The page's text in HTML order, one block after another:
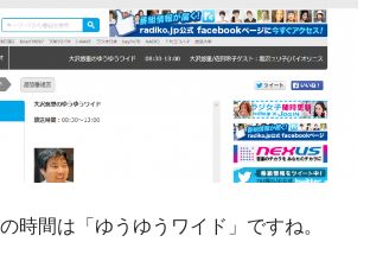
時間は「ゆうゆうワイド」ですね。